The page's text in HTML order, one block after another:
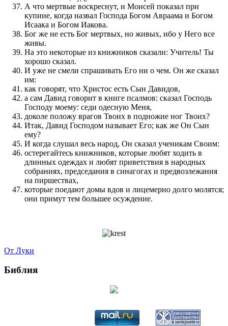
А что мертвые воскреснут, и Моисей показал при
купине, когда назвал Господа Богом Авраама и Богом
Исаака и Богом Иакова.
Бог же не есть Бог мертвых, но живых, ибо у Него все
живы.
На это некоторые из книжников сказали: Учитель! Ты
хорошо сказал.
И уже не смели спрашивать Его ни о чем. Он же сказал
им:
как говорят, что Христос есть Сын Давидов,
а сам Давид говорит в книге псалмов: сказал Господь
Господу моему: седи одесную Меня,
доколе положу врагов Твоих в подножие ног Твоих?
Итак, Давид Господом называет Его; как же Он Сын
ему?
И когда слушал весь народ, Он сказал ученикам Своим:
остерегайтесь книжников, которые любят ходить в
длинных одеждах и любят приветствия в народных
собраниях, председания в синагогах и предвозлежания
на пиршествах,
которые поедают домы вдов и лицемерно долго молятся;
они примут тем большее осуждение.
От Луки
Библия